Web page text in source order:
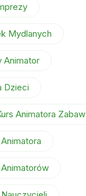
Mydlanych
Animator
Dzieci
Animatora Zabaw